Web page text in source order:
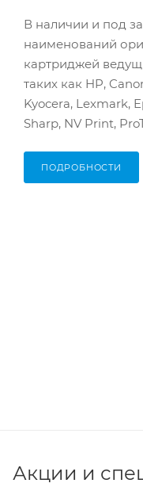
В наличии и под
наименований
картриджей
таких как HP,
Kyocera, Lexmark,
Sharp, NV Print,
ПОДРОБНОСТИ
Акции и